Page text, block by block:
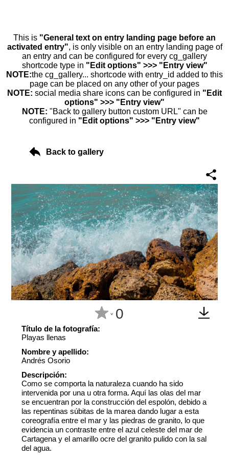
This is "General text on entry landing page before an
activated entry", is only visible on an entry landing page of
an entry and can be configured for every cg_gallery
shortcode type in "Edit options" >>> "Entry view"
NOTE:the cg_gallery... shortcode with entry_id added to this
page can be placed on any other of your pages
NOTE: social media share icons can be configured in "Edit
options" >>> "Entry view"
NOTE: "Back to gallery button custom URL" can be
configured in "Edit options" >>> "Entry view"
Back to gallery
^ 0
Título de la fotografía:
Playas llenas
Nombre y apellido:
Andrés Osorio
Descripción:
Como se comporta la naturaleza cuando ha sido
intervenida por una u otra forma. Aquí las olas del mar
se encuentran por la construcción del espolón, debido a
las repentinas súbitas de la marea dando lugar a esta
coreografía entre el mar y las piedras de granito, lo que
evidencia un contraste entre el azul celeste del mar de
Cartagena y el amarillo ocre del granito pulido con la sal
del agua.